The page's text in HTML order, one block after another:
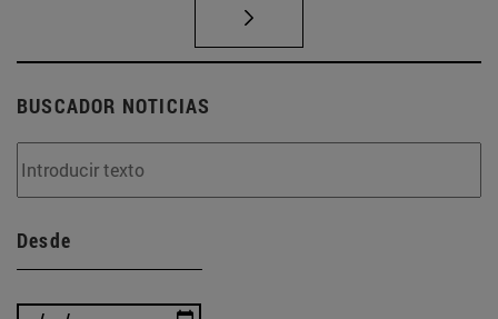
BUSCADOR NOTICIAS
Desde